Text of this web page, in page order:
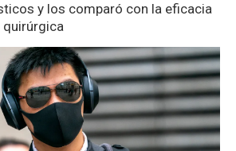
y los comparó con la eficacia
quirúrgica